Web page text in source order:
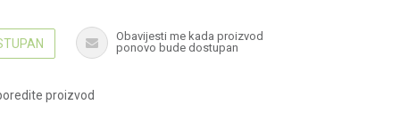
Obavijesti me kada proizvod
ponovo bude dostupan
proizvod